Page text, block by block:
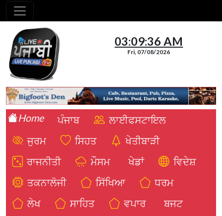
03:09:38 AM
Fri, 07/08/2026
Home ਪੰਜਾਬ
ਲਾਈਫਸਟਾਇਲ
ਜੁਰਮ
ਸਿਹਤ
ਖੇਤੀਬਾੜੀ
ਰਾਜਨੀਤੀ
ਮੌਸਮ ਖੇਡਾਂ
ਵਿਦੇਸ਼
ਤਕਨਾਲੋਜੀ
ਸਿੱਖਿਆ
ਧਰਮ
ਲੇਖ
ਸਾਹਿਤ ਵਪਾਰ
ਬਜਟ